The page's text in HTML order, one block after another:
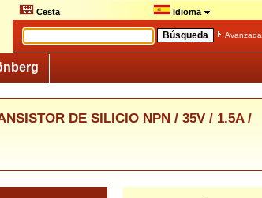
Cesta Idioma
Avanzada
DE SILICIO NPN / 35V / 1.5A /